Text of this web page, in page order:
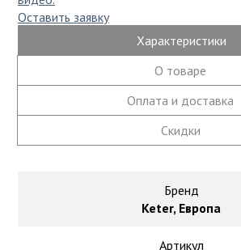
Хлопок
Однотонный
Шерсть
Столы для дачи
Стулья для сада и дачи
Фасадные решения
Планкен из ДПК
Сайдинг из дпк
Оставить заявку
Характеристики
О товаре
Оплата и доставка
Скидки
Бренд
Keter, Европа
Артикул